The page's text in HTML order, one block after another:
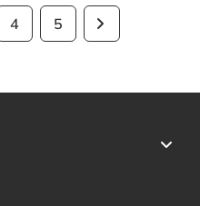
4 5